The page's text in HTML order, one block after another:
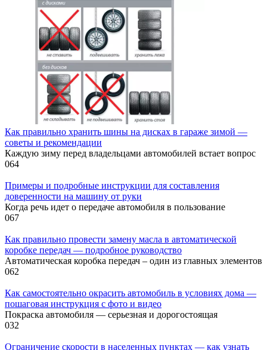
Как правильно хранить шины на дисках в гараже зимой —
советы и рекомендации
Каждую зиму перед владельцами автомобилей встает вопрос
064
Примеры и подробные инструкции для составления
доверенности на машину от руки
Когда речь идет о передаче автомобиля в пользование
067
Как правильно провести замену масла в автоматической
коробке передач — подробное руководство
Автоматическая коробка передач – один из главных элементов
062
Как самостоятельно окрасить автомобиль в условиях дома —
пошаговая инструкция с фото и видео
Покраска автомобиля — серьезная и дорогостоящая
032
Ограничение скорости в населенных пунктах — как узнать